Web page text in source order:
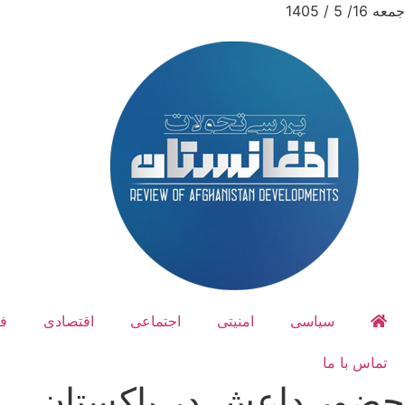
جمعه 16/ 5 / 1405
سیاسی امنیتی اجتماعی اقتصادی
تماس با ما